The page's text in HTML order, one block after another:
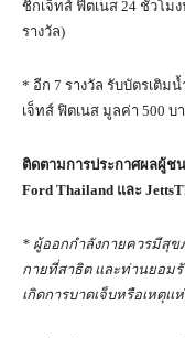
ชิกเจ็ทส์ ฟิตเนส 24 ชั่วโม
รางวัล)
* อีก 7 รางวัล รับบัตรเติม
เจ็ทส์ ฟิตเนส มูลค่า 500 บ
ติดตามการประกาศผลผู้ช
Ford Thailand และ
* ผู้ออกกำลังกายควรมีสุ
กายที่สาธิต และท่านยอมรั
เกิดการบาดเจ็บหรือเหตุแ